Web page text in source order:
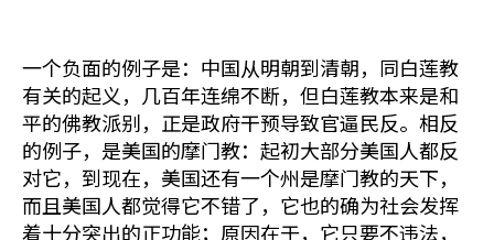
一个负面的例子是：中国从明朝到清朝，同白莲教
有关的起义，几百年连绵不断，但白莲教本来是和
平的佛教派别，正是政府干预导致官逼民反。相反
的例子，是美国的摩门教：起初大部分美国人都反
对它，到现在，美国还有一个州是摩门教的天下，
而且美国人都觉得它不错了，它也的确为社会发挥
着十分突出的正功能；原因在于，它只要不违法，